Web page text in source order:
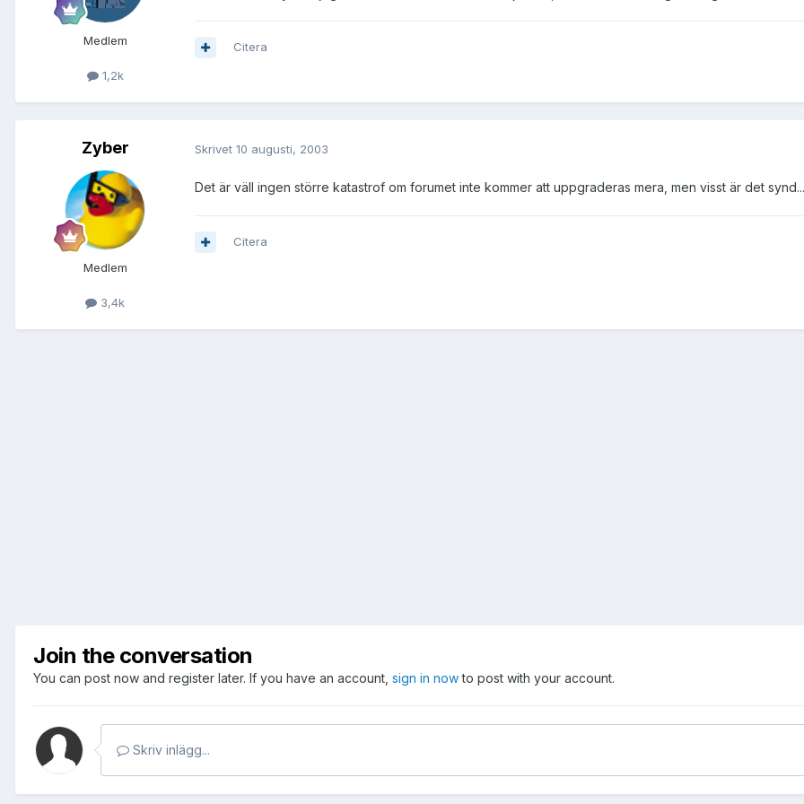
Medlem
1,2k
Citera
Zyber
Medlem
3,4k
Skrivet 10 augusti, 2003
Det är väll ingen större katastrof om forumet inte kommer att uppgraderas mera, men visst är det
Citera
Join the conversation
You can post now and register later. If you have an account, sign in nowto post with your account.
Skriv inlägg...